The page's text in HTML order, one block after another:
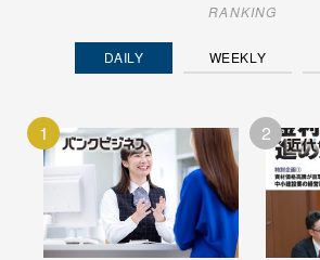
RANKING
DAILY WEEKLY
1 2